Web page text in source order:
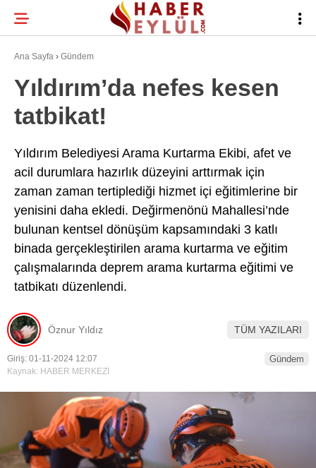
Hattı
Twitter
24.2
BURSA HABERLERI
GÜNDEM
TEKNOLOJI
Ana Sayfa › Gündem
Yıldırım’da nefes kesen
tatbikat!
Yıldırım Belediyesi Arama Kurtarma Ekibi, afet ve
acil durumlara hazırlık düzeyini arttırmak için
zaman zaman tertiplediği hizmet içi eğitimlerine bir
yenisini daha ekledi. Değirmenönü Mahallesi’nde
bulunan kentsel dönüşüm kapsamındaki 3 katlı
binada gerçekleştirilen arama kurtarma ve eğitim
çalışmalarında deprem arama kurtarma eğitimi ve
tatbikatı düzenlendi.
Öznur Yıldız TÜM YAZILARI
Giriş: 01-11-2024 12:07
Kaynak: HABER MERKEZİ
Gündem